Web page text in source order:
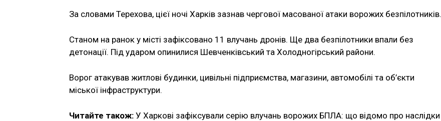
За словами Терехова, цієї ночі Харків зазнав чергової масованої атаки ворожих безпілотників.
Станом на ранок у місті зафіксовано 11 влучань дронів. Ще два безпілотники впали без
детонації. Під ударом опинилися Шевченківський та Холодногірський райони.
Ворог атакував житлові будинки, цивільні підприємства, магазини, автомобілі та об’єкти
міської інфраструктури.
Читайте також: У Харкові зафіксували серію влучань ворожих БПЛА: що відомо про наслідки